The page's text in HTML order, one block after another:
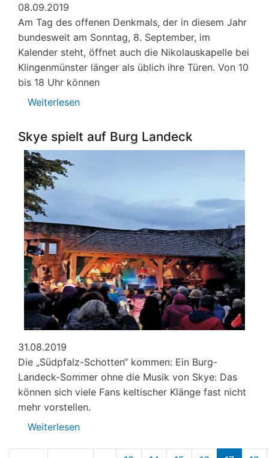
08.09.2019
Am Tag des offenen Denkmals, der in diesem Jahr
bundesweit am Sonntag, 8. September, im
Kalender steht, öffnet auch die Nikolauskapelle bei
Klingenmünster länger als üblich ihre Türen. Von 10
bis 18 Uhr können
Weiterlesen
Führungen
Nikolauskapelle
Skye spielt auf Burg Landeck
31.08.2019
Die „Südpfalz-Schotten“ kommen: Ein Burg-
Landeck-Sommer ohne die Musik von Skye: Das
können sich viele Fans keltischer Klänge fast nicht
mehr vorstellen.
Weiterlesen